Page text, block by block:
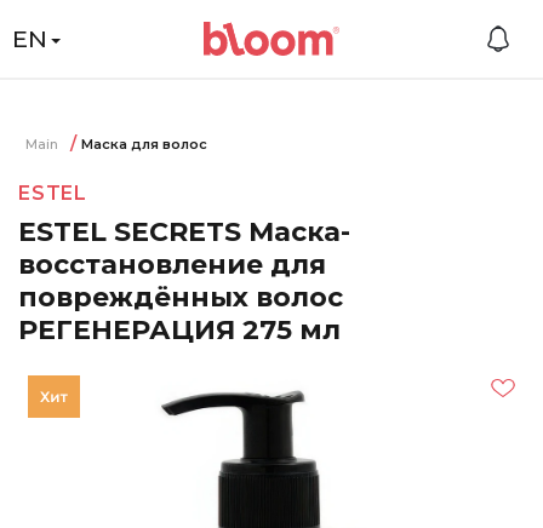
EN
Main Маска для волос
ESTEL
ESTEL SECRETS Маска-
восстановление для
повреждённых волос
РЕГЕНЕРАЦИЯ 275 мл